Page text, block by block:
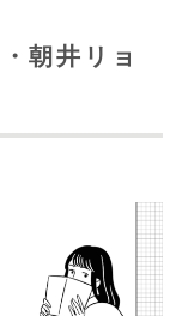
朝井リョ